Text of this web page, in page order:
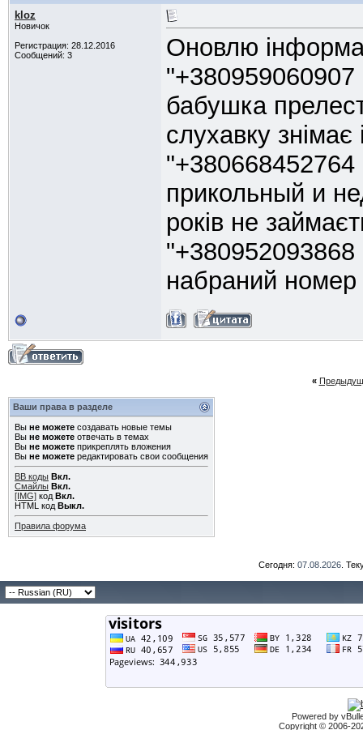
kloz
Новичок
Регистрация: 28.12.2016
Сообщений: 3
Оновлю
бабушка
слухавку
прикольный и
років не
набраний номер
«
Ваши права в разделе
Вы не можете создавать новые темы
Вы не можете отвечать в темах
Вы не можете прикреплять вложения
Вы не можете редактировать свои сообщения
BB коды Вкл.
Смайлы Вкл.
[IMG] код Вкл.
HTML код Выкл.
Правила форума
Сегодня: 07.08.2026 .
Powered by
Copyright © 2006-